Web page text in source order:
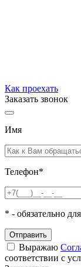
Как проехать
Заказать звонок
Имя
Телефон*
* - обязательно
Отправить
Выражаю
соответствии с